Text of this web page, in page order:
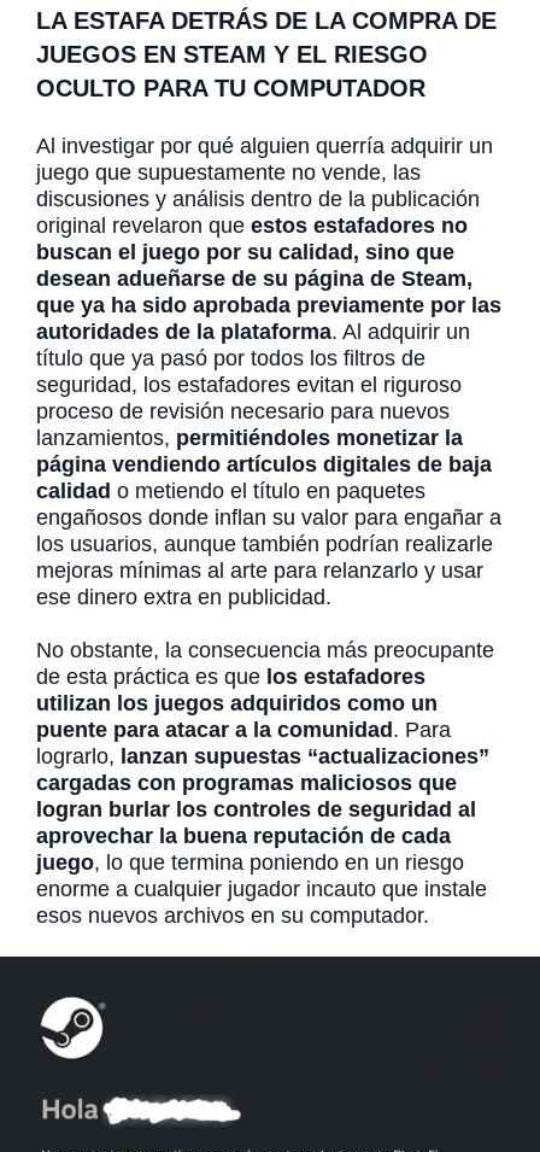
LA ESTAFA DETRÁS DE LA COMPRA DE
JUEGOS EN STEAM Y EL RIESGO
OCULTO PARA TU COMPUTADOR
Al investigar por qué alguien querría adquirir un
juego que supuestamente no vende, las
discusiones y análisis dentro de la publicación
original revelaron que estos estafadores no
buscan el juego por su calidad, sino que
desean adueñarse de su página de Steam,
que ya ha sido aprobada previamente por las
autoridades de la plataforma. Al adquirir un
título que ya pasó por todos los filtros de
seguridad, los estafadores evitan el riguroso
proceso de revisión necesario para nuevos
lanzamientos, permitiéndoles monetizar la
página vendiendo artículos digitales de baja
calidad o metiendo el título en paquetes
engañosos donde inflan su valor para engañar a
los usuarios, aunque también podrían realizarle
mejoras mínimas al arte para relanzarlo y usar
ese dinero extra en publicidad.
No obstante, la consecuencia más preocupante
de esta práctica es que los estafadores
utilizan los juegos adquiridos como un
puente para atacar a la comunidad . Para
lograrlo, lanzan supuestas “actualizaciones”
cargadas con programas maliciosos que
logran burlar los controles de seguridad al
aprovechar la buena reputación de cada
juego, lo que termina poniendo en un riesgo
enorme a cualquier jugador incauto que instale
esos nuevos archivos en su computador.